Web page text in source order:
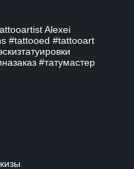
Alexei
#tattooed #tattooart
#татумастер